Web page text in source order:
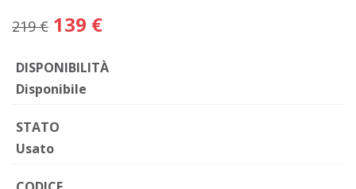
219 € 139 €
DISPONIBILITÀ
Disponibile
STATO
Usato